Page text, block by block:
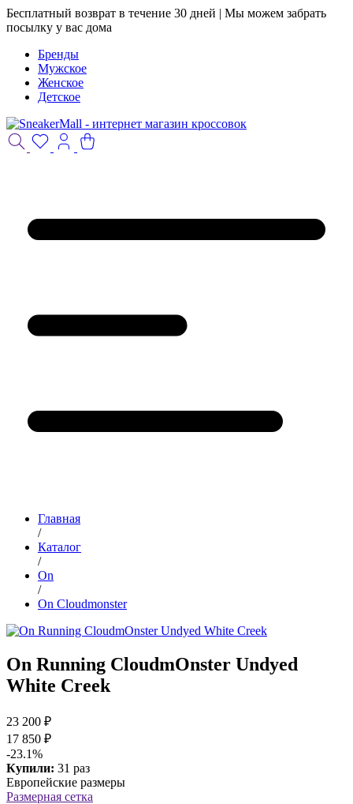
Бесплатный возврат в течение 30 дней | Мы можем забрать
посылку у вас дома
Бренды
Мужское
Женское
Детское
Главная
/
Каталог
/
On
/
On Cloudmonster
On Running CloudmOnster Undyed
White Creek
23 200 ₽
17 850 ₽
-23.1%
Купили: 31 раз
Европейские размеры
Размерная сетка